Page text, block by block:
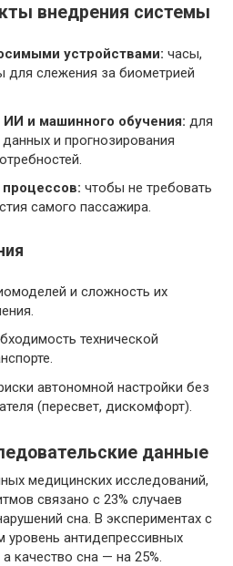
внедрения системы
устройствами: часы,
для слежения за биометрией
и машинного обучения: для
и прогнозирования
чтобы не требовать
самого пассажира.
и сложность их
технической
автономной настройки без
(пересвет, дискомфорт).
данные
медицинских исследований,
связано с 23% случаев
сна. В экспериментах с
антидепрессивных
качество сна — на 25%.